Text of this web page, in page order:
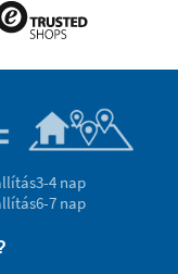
3-4 nap
6-7 nap